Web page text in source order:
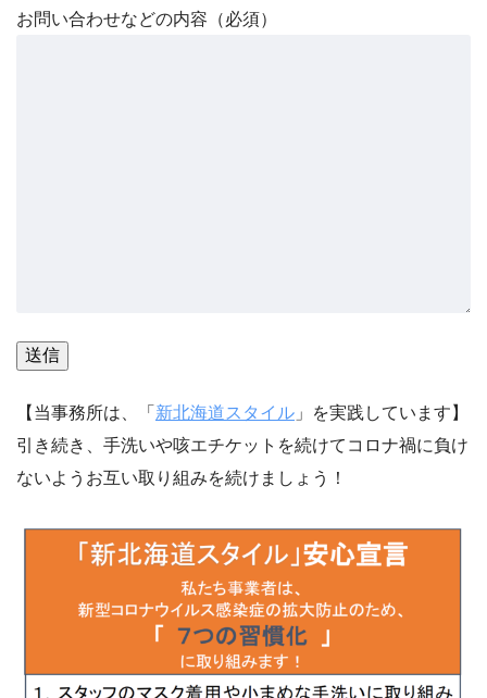
お問い合わせなどの内容（必須）
【当事務所は、「 新北海道スタイル 」を実践しています】
引き続き、手洗いや咳エチケットを続けてコロナ禍に負け
ないようお互い取り組みを続けましょう！